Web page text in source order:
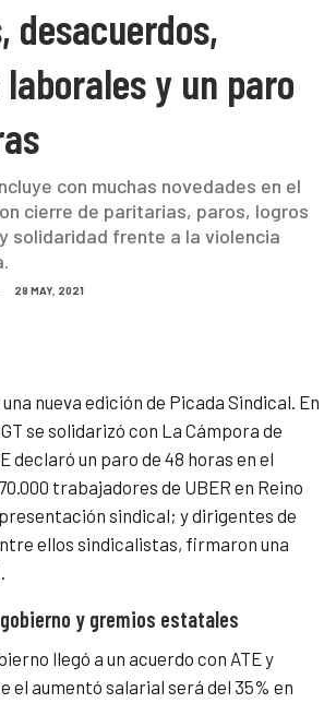
desacuerdos,
y un paro
con muchas novedades en el
cierre de paritarias, paros, logros
solidaridad frente a la violencia
28 MAY, 2021
nueva edición de Picada Sindical. En
se solidarizó con La Cámpora de
declaró un paro de 48 horas en el
trabajadores de UBER en Reino
sindical; y dirigentes de
ellos sindicalistas, firmaron una
y gremios estatales
llegó a un acuerdo con ATE y
el aumentó salarial será del 35% en